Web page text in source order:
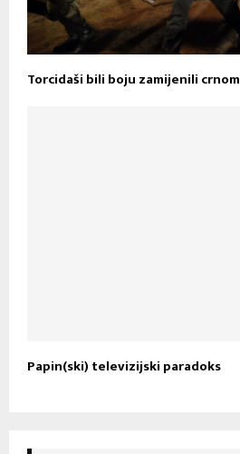
Torcidaši bili boju zamijenili crnom
Papin(ski) televizijski paradoks